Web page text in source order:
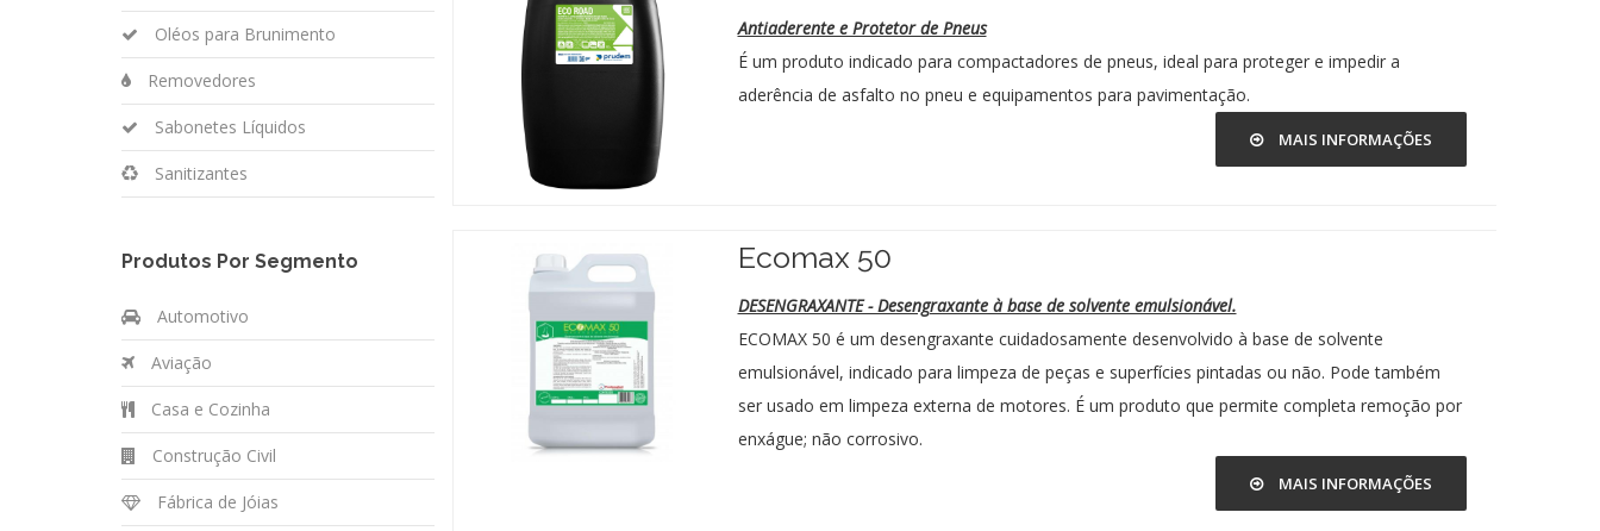
Oléos para Brunimento
Removedores
Sabonetes Líquidos
Sanitizantes
Produtos Por Segmento
Automotivo
Aviação
Casa e Cozinha
Construção Civil
Fábrica de Jóias
Antiaderente e Protetor de Pneus
É um produto indicado para compactadores de pneus, ideal para proteger e impedir a
aderência de asfalto no pneu e equipamentos para pavimentação.
MAIS INFORMAÇÕES
Ecomax 50
DESENGRAXANTE - Desengraxante à base de solvente emulsionável.
ECOMAX 50 é um desengraxante cuidadosamente desenvolvido à base de solvente
emulsionável, indicado para limpeza de peças e superfícies pintadas ou não. Pode também
ser usado em limpeza externa de motores. É um produto que permite completa remoção por
enxágue; não corrosivo.
MAIS INFORMAÇÕES